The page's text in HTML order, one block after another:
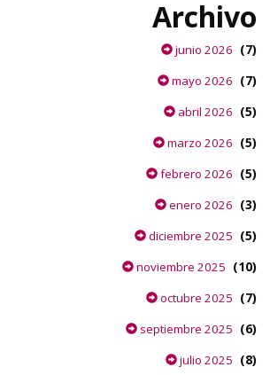
Archivo
junio 2026 (7)
mayo 2026 (7)
abril 2026 (5)
marzo 2026 (5)
febrero 2026 (5)
enero 2026 (3)
diciembre 2025 (5)
noviembre 2025 (10)
octubre 2025 (7)
septiembre 2025 (6)
julio 2025 (8)